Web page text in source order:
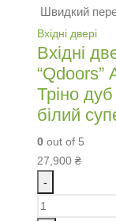
Швидкий
Вхідні двері
Вхідні
“Qdoors”
Тріно
білий
0 out of 5
27,900 ₴
-